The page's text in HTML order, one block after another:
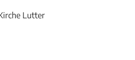
Lutter